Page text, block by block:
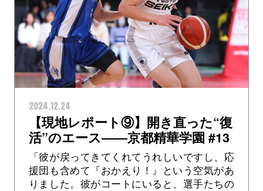
2024.12.24
【現地レポート⑨】開き直った“復
活”のエース――京都精華学園 #13
新開温矢
「彼が戻ってきてくれてうれしいですし、応
援団も含めて『おかえり！』という空気があ
りました。彼がコートにいると、選手たちの